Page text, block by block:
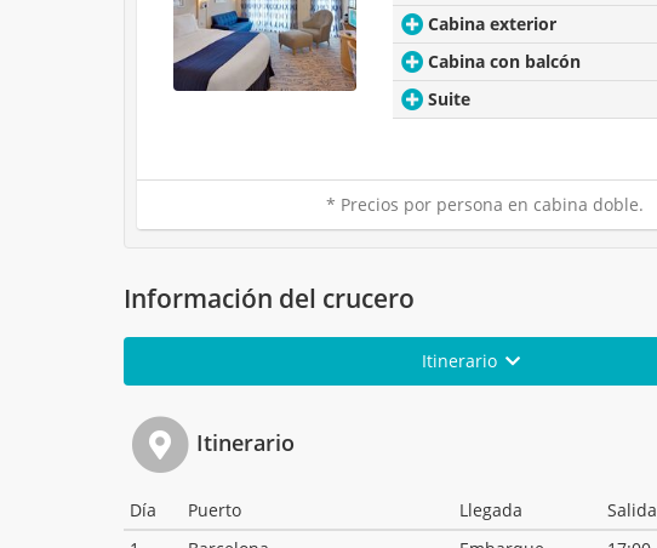
Cabina exterior
Cabina con balcón
Suite
* Precios por persona en cabina doble.
Información del crucero
Itinerario
Itinerario
Día Puerto Llegada
Salida